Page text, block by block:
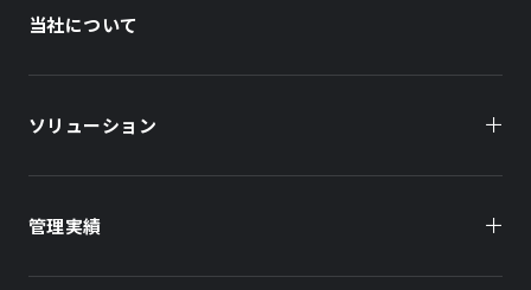
当社について
ソリューション
オーナー様向け
管理実績